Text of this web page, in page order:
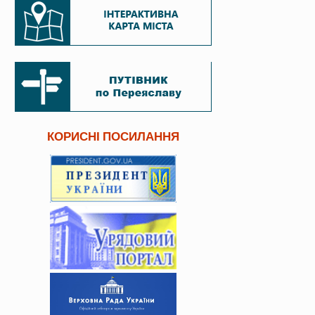
КОРИСНІ ПОСИЛАННЯ